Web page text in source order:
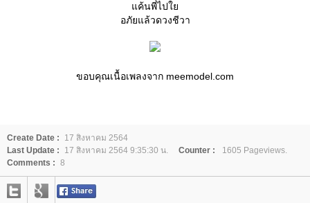
ค้นพี่ไป
อภัยแล้วดวงชีวา
ขอบคุณเนื้อเพลงจาก meemodel.com
Create Date :
17 สิงหาคม 2564
Last Update :
17 สิงหาคม 2564 9:35:30 น. Counter :
1605 Pageviews.
Comments : 8